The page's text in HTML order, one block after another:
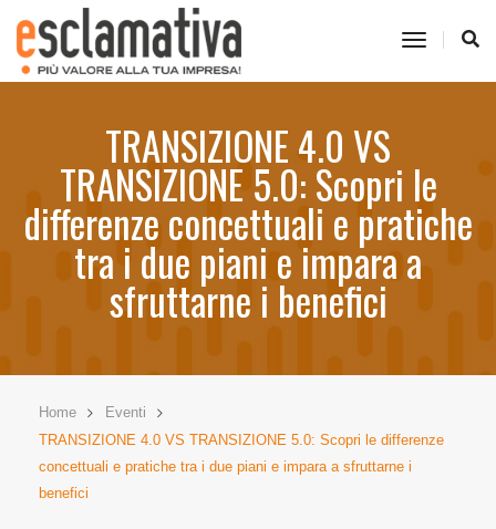
toggle
TRANSIZIONE 4.0 VS
TRANSIZIONE 5.0: Scopri le
differenze concettuali e pratiche
tra i due piani e impara a
sfruttarne i benefici
Home
Eventi
TRANSIZIONE 4.0 VS TRANSIZIONE 5.0: Scopri le differenze
concettuali e pratiche tra i due piani e impara a sfruttarne i
benefici